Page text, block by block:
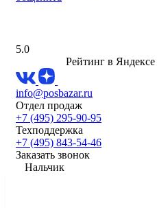
5.0
Рейтинг в Яндексе
info@posbazar.ru
Отдел продаж
+7 (495) 295-90-95
Техподдержка
+7 (495) 843-54-46
Заказать звонок
Нальчик